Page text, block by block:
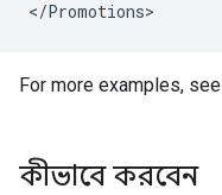
For more examples, see
কীভাবে করবেন